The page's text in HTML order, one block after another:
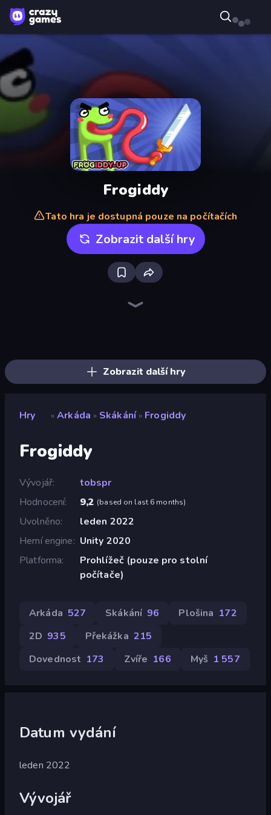
Frogiddy
Tato hra je dostupná pouze na počítačích
Zobrazit další hry
Zobrazit další hry
Hry » Arkáda » Skákání » Frogiddy
Frogiddy
Vývojář
tobspr
Hodnocení
9,2 (based on last 6 months)
Uvolněno
leden 2022
Herní engine
Unity 2020
Platforma
Prohlížeč (pouze pro stolní
počítače)
Arkáda 527 Skákání 96 Plošina 172
2D 935 Překážka 215
Dovednost 173 Zvíře 166 Myš 1 557
Datum vydání
leden 2022
Vývojář